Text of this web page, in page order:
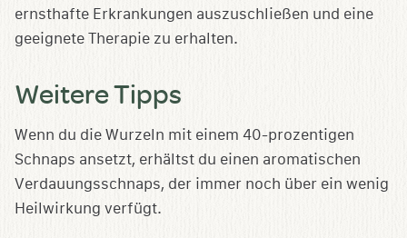
ernsthafte Erkrankungen auszuschließen und eine
geeignete Therapie zu erhalten.
Weitere Tipps
Wenn du die Wurzeln mit einem 40-prozentigen
Schnaps ansetzt, erhältst du einen aromatischen
Verdauungsschnaps, der immer noch über ein wenig
Heilwirkung verfügt.